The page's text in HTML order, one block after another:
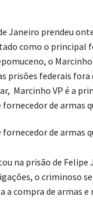
Janeiro prendeu
como o principal
o
prisões federais fora
Marcinho VP é a
na prisão de
o criminoso
compra de armas e